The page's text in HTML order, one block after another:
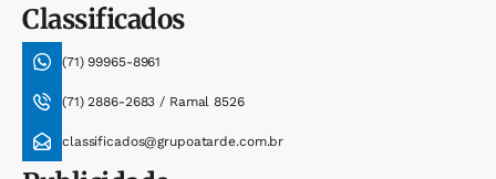
Classificados
(71) 99965-8961
(71) 2886-2683 / Ramal 8526
classificados@grupoatarde.com.br